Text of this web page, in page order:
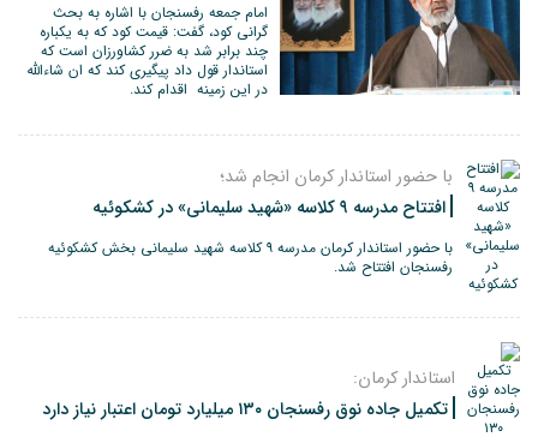
امام جمعه رفسنجان با اشاره به بحث
گرانی کود، گفت: قیمت کود که به یکباره
چند برابر شد به ضرر کشاورزان است که
استاندار قول داد پیگیری کند که ان شاءالله
در این زمینه اقدام کند.
با حضور استاندار کرمان انجام شد؛
افتتاح مدرسه ۹ کلاسه «شهید سلیمانی» در کشکوئیه
با حضور استاندار کرمان مدرسه ۹ کلاسه شهید سلیمانی بخش کشکوئیه
رفسنجان افتتاح شد.
استاندار کرمان:
تکمیل جاده نوق رفسنجان ۱۳۰ میلیارد تومان اعتبار نیاز دارد